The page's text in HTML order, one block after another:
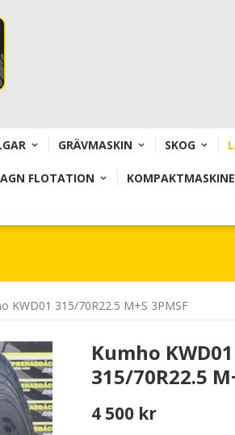
GRÄVMASKIN SKOG
FLOTATION
KWD01 315/70R22.5 M+S 3PMSF
Kumho KWD01
315/70R22.5
4 500 kr